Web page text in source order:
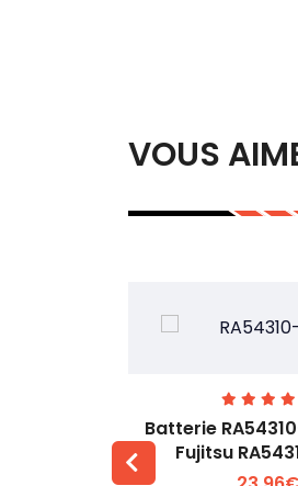
VOUS
Batterie
Fujitsu